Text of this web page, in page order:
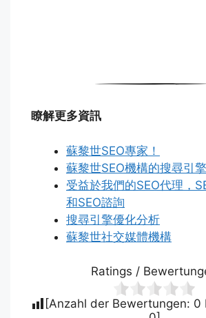
瞭解更多資訊
蘇黎世SEO專家！
蘇黎世SEO機構的搜尋引
受益於我們的SEO代理，
和SEO諮詢
搜尋引擎優化分析
蘇黎世社交媒體機構
Ratings /
[Anzahl der Bewertungen: 0